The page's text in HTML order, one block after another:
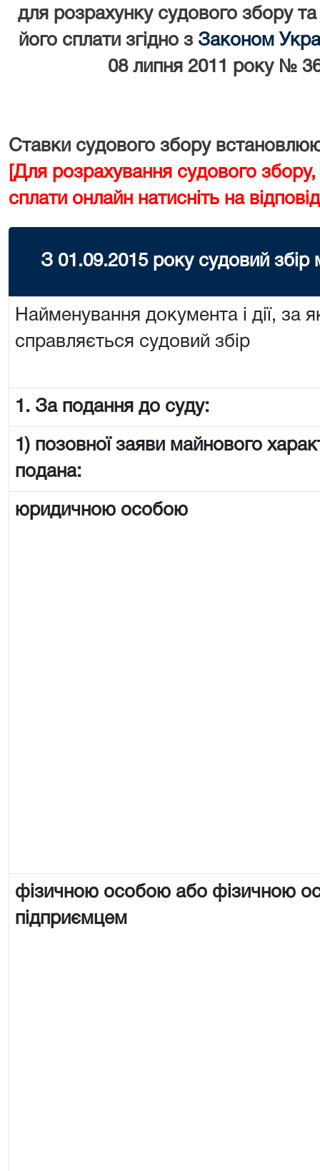
для розрахунку судового збору
його сплати згідно з Законом
08 липня 2011 року №
Ставки судового збору
[Для розрахування судового
сплати онлайн натисніть на
З 01.09.2015 року судовий
Найменування документа і дії, за
справляється судовий збір
1. За подання до суду:
1) позовної заяви майнового
подана:
юридичною особою
фізичною особою або фізичною
підприємцем